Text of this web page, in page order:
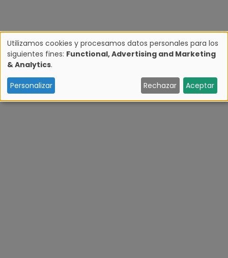
U
s
o
Utilizamos cookies y procesamos datos personales para los
siguientes fines: Functional, Advertising and Marketing
& Analytics.
Personalizar Rechazar Aceptar